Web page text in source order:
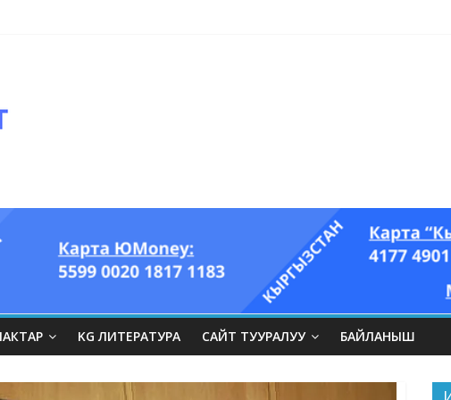
KG ЛИТЕРАТУРА САЙТ ТУУРАЛУУ БАЙЛАНЫШ